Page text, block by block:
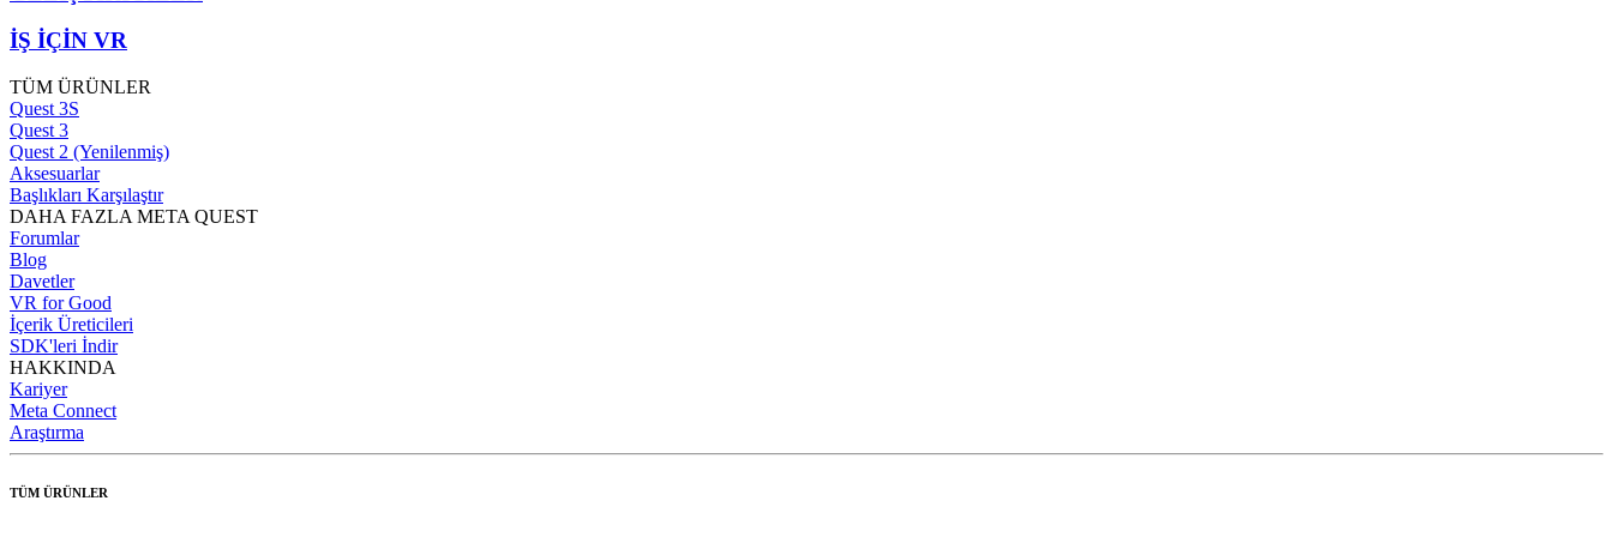
İŞ İÇİN VR
TÜM ÜRÜNLER
Quest 3S
Quest 3
Quest 2 (Yenilenmiş)
Aksesuarlar
Başlıkları Karşılaştır
DAHA FAZLA META QUEST
Forumlar
Blog
Davetler
VR for Good
İçerik Üreticileri
SDK'leri İndir
HAKKINDA
Kariyer
Meta Connect
Araştırma
TÜM ÜRÜNLER